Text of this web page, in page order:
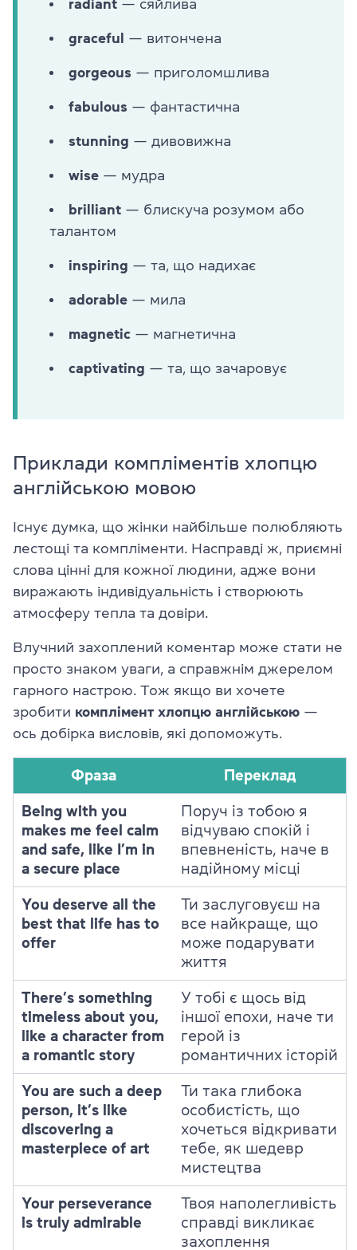
radiant — сяйлива
graceful — витончена
gorgeous — приголомшлива
fabulous — фантастична
stunning — дивовижна
wise — мудра
brilliant — блискуча розумом або
талантом
inspiring — та, що надихає
adorable — мила
magnetic — магнетична
captivating — та, що зачаровує
Приклади компліментів хлопцю
англійською мовою
Існує думка, що жінки найбільше полюбляють
лестощі та компліменти. Насправді ж, приємні
слова цінні для кожної людини, адже вони
виражають індивідуальність і створюють
атмосферу тепла та довіри.
Влучний захоплений коментар може стати не
просто знаком уваги, а справжнім джерелом
гарного настрою. Тож якщо ви хочете
зробити комплімент хлопцю англійською —
ось добірка висловів, які допоможуть.
Фраза Переклад
Being with you
makes me feel calm
and safe, like I’m in
a secure place
Поруч із тобою я
відчуваю спокій і
впевненість, наче в
надійному місці
You deserve all the
best that life has to
offer
Ти заслуговуєш на
все найкраще, що
може подарувати
життя
There’s something
timeless about you,
like a character from
a romantic story
У тобі є щось від
іншої епохи, наче ти
герой із
романтичних історій
You are such a deep
person, it’s like
discovering a
masterpiece of art
Ти така глибока
особистість, що
хочеться відкривати
тебе, як шедевр
мистецтва
Your perseverance
is truly admirable
Твоя наполегливість
справді викликає
захоплення